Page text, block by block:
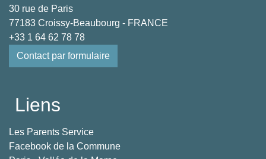
30 rue de Paris
77183 Croissy-Beaubourg - FRANCE
+33 1 64 62 78 78
Contact par formulaire
Liens
Les Parents Service
Facebook de la Commune